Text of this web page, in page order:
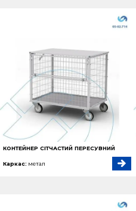
КОНТЕЙНЕР СІТЧАСТИЙ ПЕРЕСУВНИЙ
Каркас: метал